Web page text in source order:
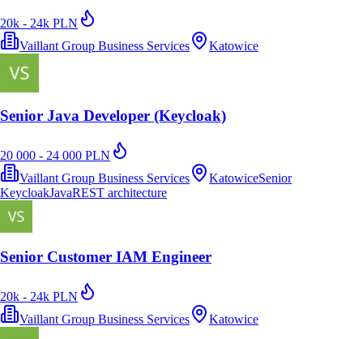
20k - 24k PLN
Vaillant Group Business Services
Katowice
Senior Java Developer (Keycloak)
20 000 - 24 000 PLN
Vaillant Group Business Services
KatowiceSenior
KeycloakJavaREST architecture
Senior Customer IAM Engineer
20k - 24k PLN
Vaillant Group Business Services
Katowice